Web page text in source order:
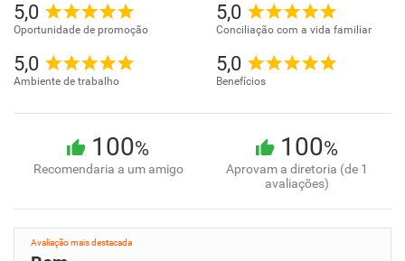
5,0
Oportunidade de promoção
5,0
Conciliação com a vida familiar
5,0
Ambiente de trabalho
5,0
Benefícios
100%
Recomendaria a um amigo
100%
Aprovam a diretoria (de 1
avaliações)
Avaliação mais destacada